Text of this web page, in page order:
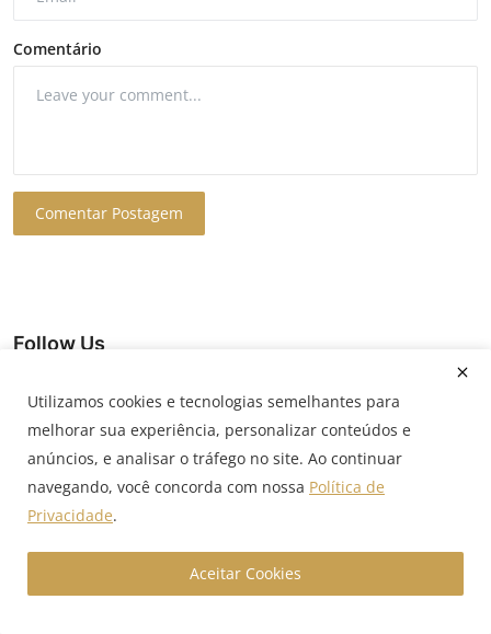
Comentário
Comentar Postagem
Follow Us
Facebook
Popular Posts
Utilizamos cookies e tecnologias semelhantes para
melhorar sua experiência, personalizar conteúdos e
anúncios, e analisar o tráfego no site. Ao continuar
navegando, você concorda com nossa Política de
Privacidade.
Aceitar Cookies